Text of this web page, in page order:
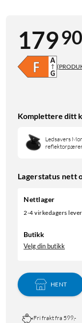
17990
Komplettere ditt
Ledsavers
Lagerstatus nett
Nettlager
2-4 virkedagers
Butikk
Velg din butikk
HENT
Fri frakt fra 599,-